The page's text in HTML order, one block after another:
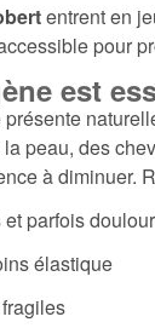
entrent en
pour
est
peau, des
à diminuer.
parfois
élastique